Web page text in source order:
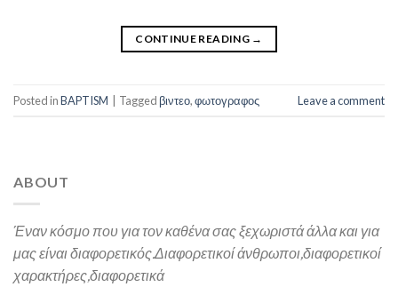
CONTINUE READING →
Posted inBAPTISM Tagged βιντεο,φωτογραφος Leave a comment
ABOUT
Έναν κόσμο που για τον καθένα σας ξεχωριστά άλλα και για
μας είναι διαφορετικός.Διαφορετικοί άνθρωποι,διαφορετικοί
χαρακτήρες,διαφορετικά